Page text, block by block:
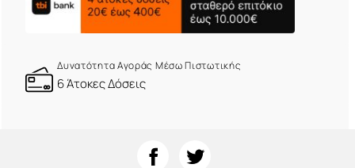
Δυνατότητα Αγοράς Μέσω Πιστωτικής
6 Άτοκες Δόσεις